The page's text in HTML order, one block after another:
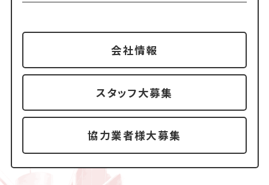
会社情報
スタッフ大募集
協力業者様大募集